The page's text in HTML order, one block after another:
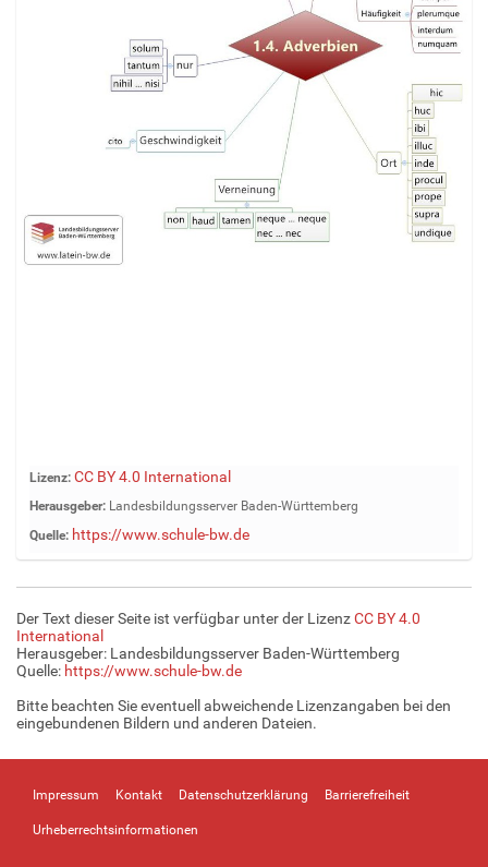
Z
e
g
e
B
l
d
i
v
l
e
Lizenz: CC BY 4.0 International
Herausgeber: Landesbildungsserver Baden-Württemberg
Quelle: https://www.schule-bw.de
Der Text dieser Seite ist verfügbar unter der LizenzCC BY 4.0
International
Herausgeber: Landesbildungsserver Baden-Württemberg
Quelle: https://www.schule-bw.de
Bitte beachten Sie eventuell abweichende Lizenzangaben bei den
eingebundenen Bildern und anderen Dateien.
Impressum Kontakt Datenschutzerklärung Barrierefreiheit
Urheberrechtsinformationen